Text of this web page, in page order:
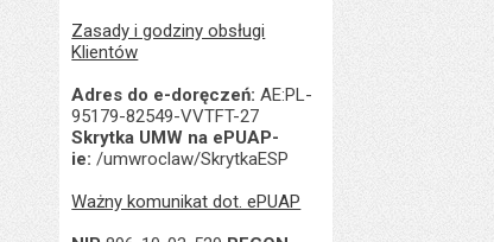
Zasady i godziny obsługi
Klientów
Adres do e-doręczeń: AE:PL-
95179-82549-VVTFT-27
Skrytka UMW na ePUAP-
ie: /umwroclaw/SkrytkaESP
Ważny komunikat dot. ePUAP